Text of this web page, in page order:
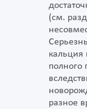
(см.
кальция
полного
разное